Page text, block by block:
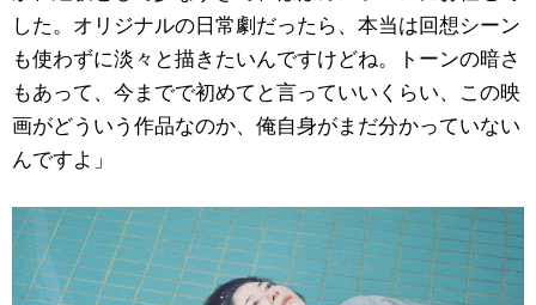
した。オリジナルの日常劇だったら、本当は回想シーン
も使わずに淡々と描きたいんですけどね。トーンの暗さ
もあって、今までで初めてと言っていいくらい、この映
画がどういう作品なのか、俺自身がまだ分かっていない
んですよ」